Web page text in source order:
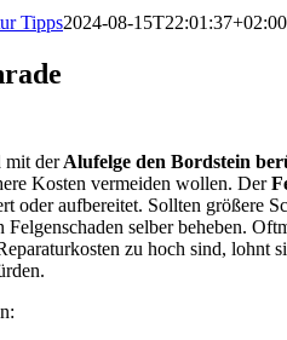
Tipps2024-08-15T22:01:37+02:00
mit derAlufelge den Bordstein
Kosten vermeiden wollen. Der
oder aufbereitet. Sollten größere
Felgenschaden selber beheben.
zu hoch sind,